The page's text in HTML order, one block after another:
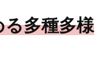
多種多様